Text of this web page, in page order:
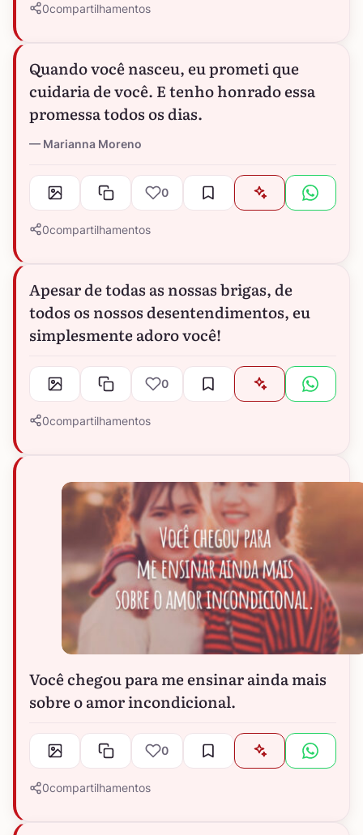
0compartilhamentos
Quando você nasceu, eu prometi que
cuidaria de você. E tenho honrado essa
promessa todos os dias.
Marianna Moreno
0
0compartilhamentos
Apesar de todas as nossas brigas, de
todos os nossos desentendimentos, eu
simplesmente adoro você!
0
0compartilhamentos
Você chegou para me ensinar ainda mais
sobre o amor incondicional.
0
0compartilhamentos